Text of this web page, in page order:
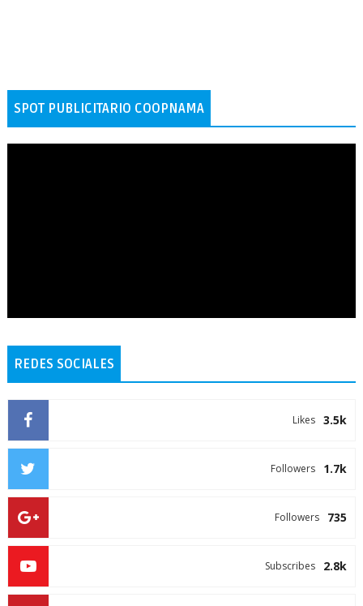
SPOT PUBLICITARIO COOPNAMA
REDES SOCIALES
3.5k
Likes
1.7k
Followers
735
Followers
2.8k
Subscribes